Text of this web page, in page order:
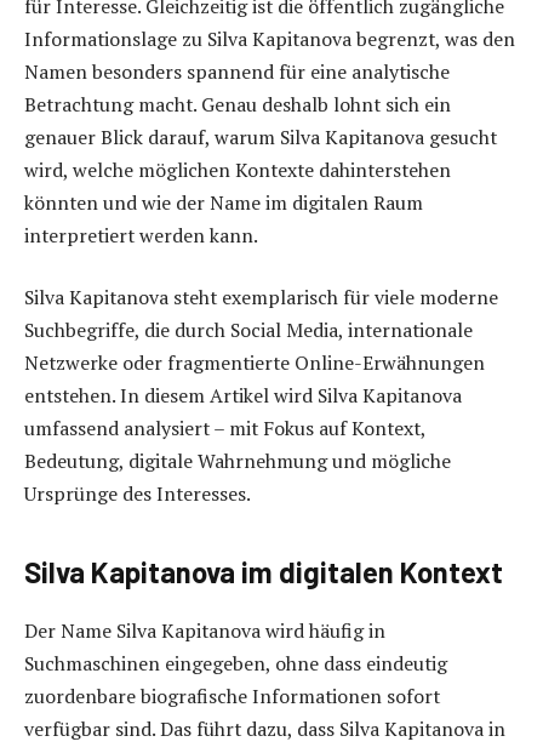
für Interesse. Gleichzeitig ist die öffentlich zugängliche
Informationslage zu Silva Kapitanova begrenzt, was den
Namen besonders spannend für eine analytische
Betrachtung macht. Genau deshalb lohnt sich ein
genauer Blick darauf, warum Silva Kapitanova gesucht
wird, welche möglichen Kontexte dahinterstehen
könnten und wie der Name im digitalen Raum
interpretiert werden kann.
Silva Kapitanova steht exemplarisch für viele moderne
Suchbegriffe, die durch Social Media, internationale
Netzwerke oder fragmentierte Online-Erwähnungen
entstehen. In diesem Artikel wird Silva Kapitanova
umfassend analysiert – mit Fokus auf Kontext,
Bedeutung, digitale Wahrnehmung und mögliche
Ursprünge des Interesses.
Silva Kapitanova im digitalen Kontext
Der Name Silva Kapitanova wird häufig in
Suchmaschinen eingegeben, ohne dass eindeutig
zuordenbare biografische Informationen sofort
verfügbar sind. Das führt dazu, dass Silva Kapitanova in